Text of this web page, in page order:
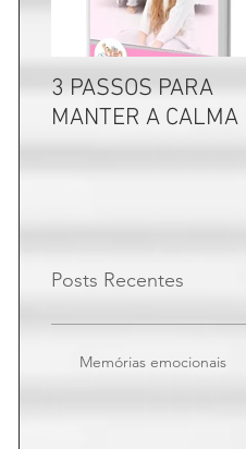
3 PASSOS PARA
MANTER A CALMA
Posts Recentes
Memórias emocionais